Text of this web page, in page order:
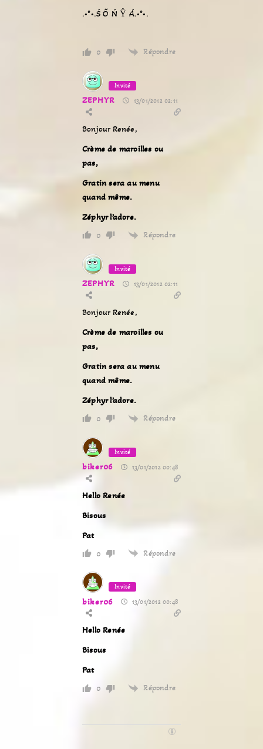
.•°•.Ś Ő Ń Ŷ Á.•°•.
0 Répondre
Invité
ZEPHYR 13/01/2012 02:11
Bonjour Renée,
Crème de maroilles ou
pas,
Gratin sera au menu
quand même.
Zéphyr l’adore.
0 Répondre
Invité
ZEPHYR 13/01/2012 02:11
Bonjour Renée,
Crème de maroilles ou
pas,
Gratin sera au menu
quand même.
Zéphyr l’adore.
0 Répondre
Invité
biker06 13/01/2012 00:48
Hello Renée
Bisous
Pat
0 Répondre
Invité
biker06 13/01/2012 00:48
Hello Renée
Bisous
Pat
0 Répondre